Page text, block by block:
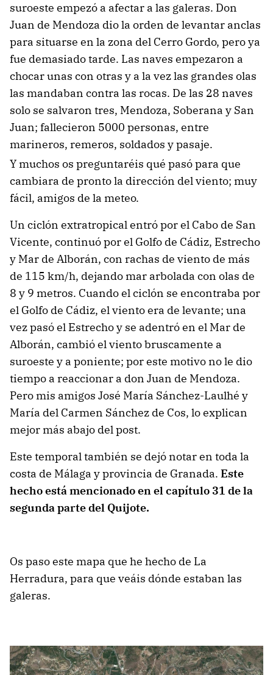
suroeste empezó a afectar a las galeras. Don
Juan de Mendoza dio la orden de levantar anclas
para situarse en la zona del Cerro Gordo, pero ya
fue demasiado tarde. Las naves empezaron a
chocar unas con otras y a la vez las grandes olas
las mandaban contra las rocas. De las 28 naves
solo se salvaron tres, Mendoza, Soberana y San
Juan; fallecieron 5000 personas, entre
marineros, remeros, soldados y pasaje.
Y muchos os preguntaréis qué pasó para que
cambiara de pronto la dirección del viento; muy
fácil, amigos de la meteo.
Un ciclón extratropical entró por el Cabo de San
Vicente, continuó por el Golfo de Cádiz, Estrecho
y Mar de Alborán, con rachas de viento de más
de 115 km/h, dejando mar arbolada con olas de
8 y 9 metros. Cuando el ciclón se encontraba por
el Golfo de Cádiz, el viento era de levante; una
vez pasó el Estrecho y se adentró en el Mar de
Alborán, cambió el viento bruscamente a
suroeste y a poniente; por este motivo no le dio
tiempo a reaccionar a don Juan de Mendoza.
Pero mis amigos José María Sánchez-Laulhé y
María del Carmen Sánchez de Cos, lo explican
mejor más abajo del post.
Este temporal también se dejó notar en toda la
costa de Málaga y provincia de Granada. Este
hecho está mencionado en el capítulo 31 de la
segunda parte del Quijote.
Os paso este mapa que he hecho de La
Herradura, para que veáis dónde estaban las
galeras.